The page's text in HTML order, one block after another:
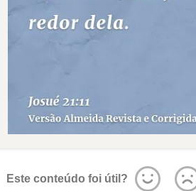
Este conteúdo foi útil?